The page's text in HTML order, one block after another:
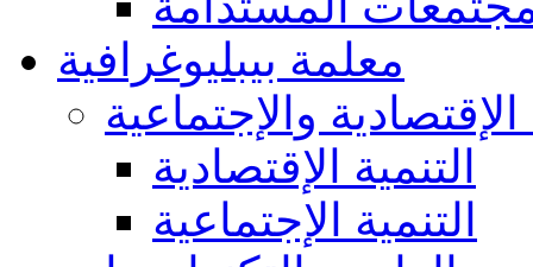
معلمة بيبليوغرافية
الإقتصادية والإجتماعية
التنمية الإقتصادية
التنمية الإجتماعية